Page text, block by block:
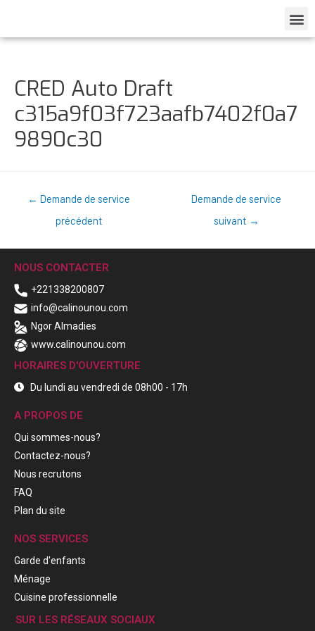
CRED Auto Draft
c315a9f03f723aafb7402f0a7
9890c30
← Demande de service
précédent
Demande de service
suivant →
NOUS CONTACTER
+221338200807
info@calinounou.com
Ngor Almadies
www.calinounou.com
HORAIRES D'OUVERTURE
Du lundi au vendredi de 08h00 - 17h
A PROPOS DE
Qui sommes-nous?
Contactez-nous?
Nous recrutons
FAQ
Plan du site
NOS SERVICES
Garde d'enfants
Ménage
Cuisine professionnelle
SUR LES RÉSEAUX SOCIAUX